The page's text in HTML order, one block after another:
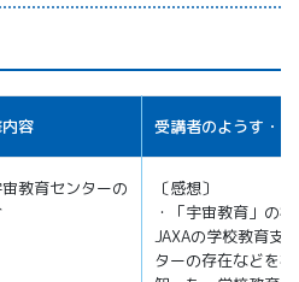
容 受講者のようす・感
宙教育センターの
〔感想〕
・「宇宙教育」の
JAXAの学校教育支
ターの存在などを